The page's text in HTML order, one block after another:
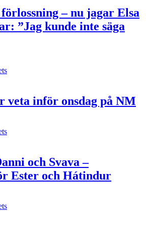
– nu jagar Elsa
”Jag kunde inte säga
veta inför onsdag på NM
och Svava –
Ester och Hátindur